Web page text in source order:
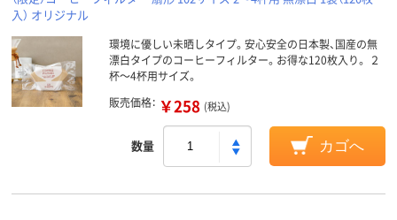
入） オリジナル
環境に優しい未晒しタイプ。安心安全の日本製、国産の無
漂白タイプのコーヒーフィルター。お得な120枚入り。 ２
杯～4杯用サイズ。
販売価格： ￥258 (税込)
数量 カゴへ